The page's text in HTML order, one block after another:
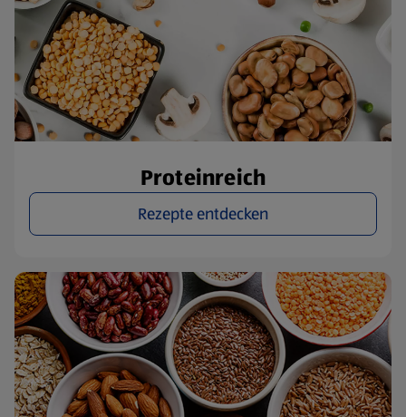
Proteinreich
Rezepte entdecken